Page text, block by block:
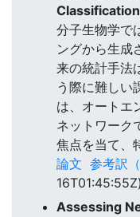
Classification
分子生物学で
ングから生成
来の統計手法
う際に難しい
は、オートエ
ネットワーク
焦点を当て、
論文 参考訳
16T01:45:55Z)
Assessing